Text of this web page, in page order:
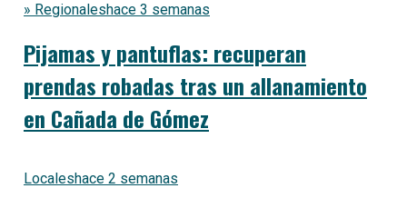
» Regionaleshace 3 semanas
Pijamas y pantuflas: recuperan
prendas robadas tras un allanamiento
en Cañada de Gómez
Localeshace 2 semanas